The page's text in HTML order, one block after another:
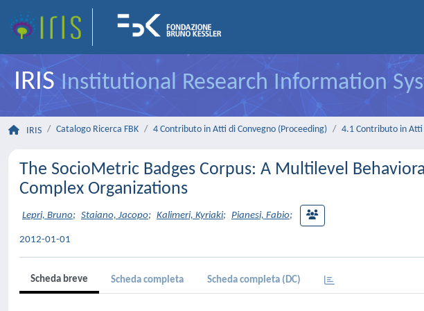
IRISInstitutional Research Information
IRIS Catalogo Ricerca FBK 4 Contributo in Atti di Convegno (Proceeding) 4.1 Contributo in Atti
The SocioMetric Badges Corpus: A Multilevel
Complex Organizations
Lepri, Bruno; Staiano, Jacopo; Kalimeri, Kyriaki; Pianesi, Fabio;
2012-01-01
Scheda breve Scheda completa Scheda completa (DC)